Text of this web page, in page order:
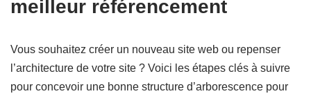
meilleur référencement
Vous souhaitez créer un nouveau site web ou repenser
l’architecture de votre site ? Voici les étapes clés à suivre
pour concevoir une bonne structure d’arborescence pour